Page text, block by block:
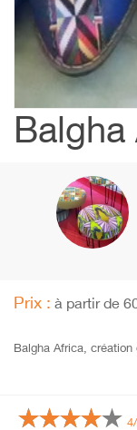
Prix : à partir de
Balgha Africa, création